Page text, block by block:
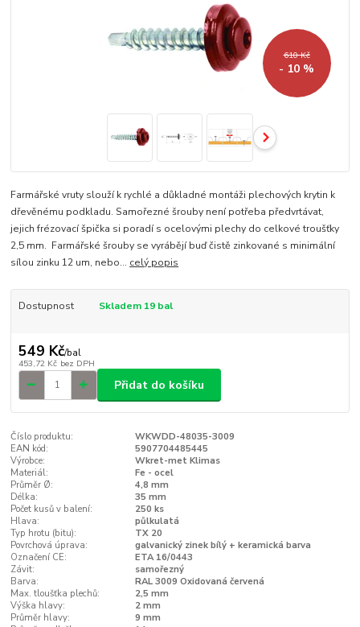
610 Kč
- 10 %
Farmářské vruty slouží k rychlé a důkladné montáži plechových krytin k
dřevěnému podkladu. Samořezné šrouby není potřeba předvrtávat,
jejich frézovací špička si poradí s ocelovými plechy do celkové troušťky
2,5 mm. Farmářské šrouby se vyrábějí buď čistě zinkované s minimální
sílou zinku 12 um, nebo... celý popis
Dostupnost Skladem 19 bal
549 Kč/bal
453,72 Kč bez DPH
Přidat do košíku
Číslo produktu:
WKWDD-48035-3009
EAN kód:
5907704485445
Výrobce:
Wkret-met Klimas
Materiál:
Fe - ocel
Průměr Ø:
4,8 mm
Délka:
35 mm
Počet kusů v balení:
250 ks
Hlava:
půlkulatá
Typ hrotu (bitu):
TX 20
Povrchová úprava:
galvanický zinek bílý + keramická barva
Označení CE:
ETA 16/0443
Závit:
samořezný
Barva:
RAL 3009 Oxidovaná červená
Max. tloušťka plechů:
2,5 mm
Výška hlavy:
2 mm
Průměr hlavy:
9 mm